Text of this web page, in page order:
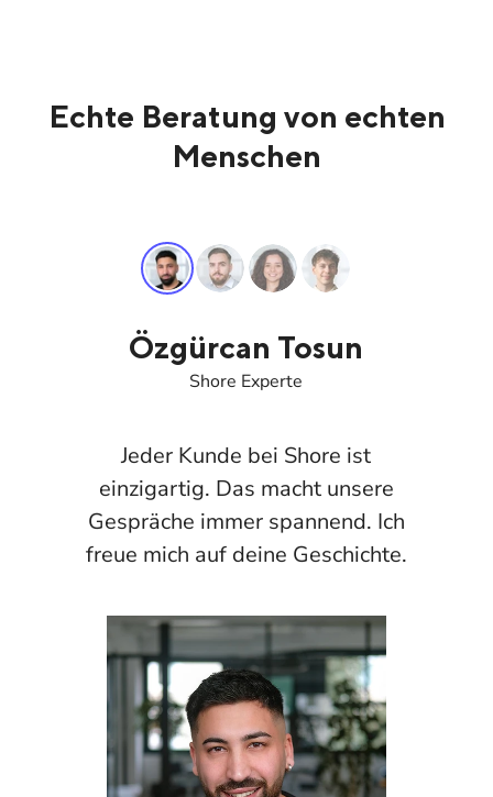
Echte Beratung von echten
Menschen
Özgürcan Tosun
Shore Experte
Jeder Kunde bei Shore ist
einzigartig. Das macht unsere
Gespräche immer spannend. Ich
freue mich auf deine Geschichte.